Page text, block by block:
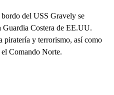
del USS Gravely se
Guardia Costera de EE.UU.
piratería y terrorismo, así como
el Comando Norte.